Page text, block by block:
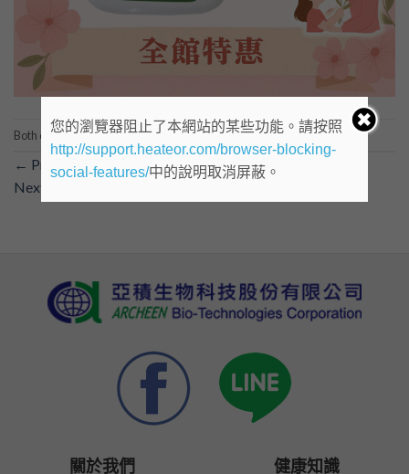
Both comments and trackbacks are currently closed.
← Previous
Next
關於我們 健康知識
您的瀏覽器阻止了本網站的某些功能。請按照
http://support.heateor.com/browser-blocking-
social-features/中的說明取消屏蔽。